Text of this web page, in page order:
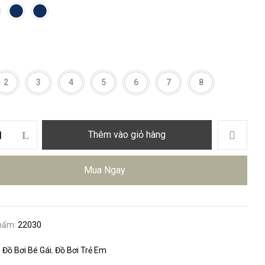
2 3 4 5 6 7 8
Thêm vào giỏ hàng
Mua Ngay
22030
Đồ Bơi Bé Gái,Đồ Bơi Trẻ Em